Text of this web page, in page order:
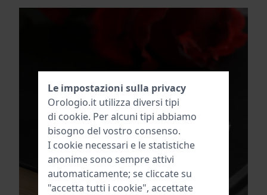
Le impostazioni sulla privacy
Orologio.it utilizza diversi tipi
di cookie. Per alcuni tipi abbiamo
bisogno del vostro consenso.
I cookie necessari e le statistiche
anonime sono sempre attivi
automaticamente; se cliccate su
"accetta tutti i cookie", accettate